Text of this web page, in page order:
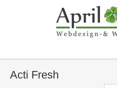
Acti Fresh